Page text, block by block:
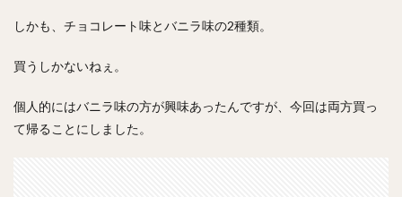
しかも、チョコレート味とバニラ味の2種類。
買うしかないねぇ。
個人的にはバニラ味の方が興味あったんですが、今回は両方買っ
て帰ることにしました。